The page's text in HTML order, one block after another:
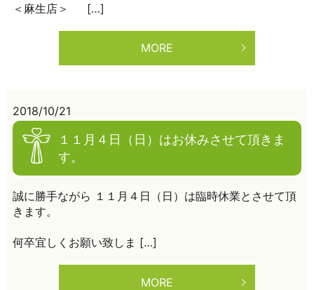
＜麻生店＞ […]
MORE
2018/10/21
１１月４日（日）はお休みさせて頂きま
す。
誠に勝手ながら １１月４日（日）は臨時休業とさせて頂
きます。
何卒宜しくお願い致しま […]
MORE